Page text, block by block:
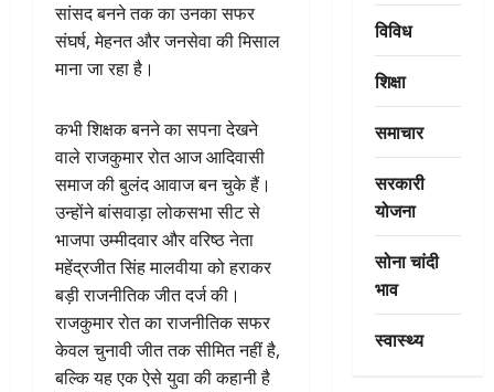
सांसद बनने तक का उनका सफर
संघर्ष, मेहनत और जनसेवा की मिसाल
माना जा रहा है।
कभी शिक्षक बनने का सपना देखने
वाले राजकुमार रोत आज आदिवासी
समाज की बुलंद आवाज बन चुके हैं।
उन्होंने बांसवाड़ा लोकसभा सीट से
भाजपा उम्मीदवार और वरिष्ठ नेता
महेंद्रजीत सिंह मालवीया को हराकर
बड़ी राजनीतिक जीत दर्ज की।
राजकुमार रोत का राजनीतिक सफर
केवल चुनावी जीत तक सीमित नहीं है,
बल्कि यह एक ऐसे युवा की कहानी है
विविध
शिक्षा
समाचार
सरकारी
योजना
सोना चांदी
भाव
स्वास्थ्य